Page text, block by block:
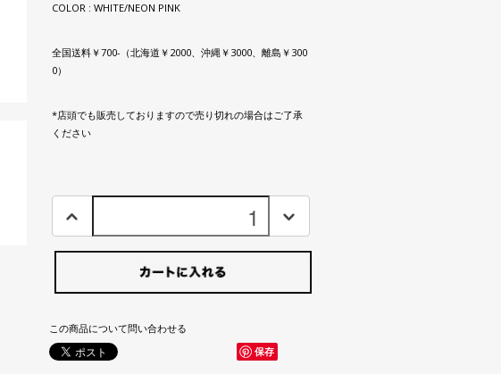
COLOR : WHITE/NEON PINK
全国送料￥700-（北海道￥2000、沖縄￥3000、離島￥300
0）
*店頭でも販売しておりますので売り切れの場合はご了承
ください
この商品について問い合わせる
保存